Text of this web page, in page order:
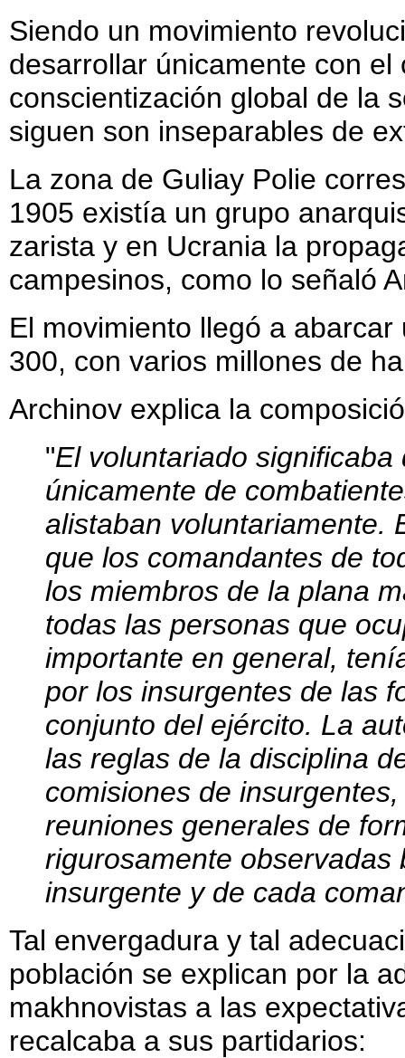
Siendo un movimiento
desarrollar únicamente con
conscientización global de la
siguen son inseparables de
La zona de Guliay Polie
1905 existía un grupo
zarista y en Ucrania la
campesinos, como lo señaló
El movimiento llegó a
300, con varios millones de
Archinov explica la
"El voluntariado
únicamente de
alistaban voluntariamente.
que los comandantes de
los miembros de la plana
todas las personas que
importante en general,
por los insurgentes de las
conjunto del ejército. La
las reglas de la disciplina
comisiones de
reuniones generales de
rigurosamente
insurgente y de cada
Tal envergadura y tal
población se explican por la
makhnovistas a las
recalcaba a sus partidarios: